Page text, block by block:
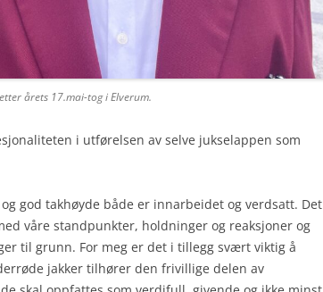
årets 17.mai-tog i Elverum.
i utførelsen av selve jukselappen som
god takhøyde både er innarbeidet og verdsatt. Det
våre standpunkter, holdninger og reaksjoner og
til grunn. For meg er det i tillegg svært viktig å
jakker tilhører den frivillige delen av